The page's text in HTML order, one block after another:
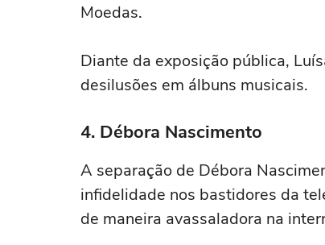
Moedas.
Diante da exposição pública,
desilusões em álbuns musicais.
4. Débora Nascimento
A separação de Débora
infidelidade nos bastidores da
de maneira avassaladora na